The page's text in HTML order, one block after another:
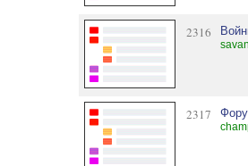
2316
2317